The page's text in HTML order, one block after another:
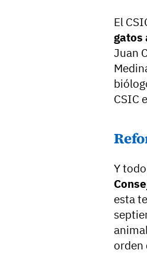
El
gatos
Juan
CSIC
Y
esta
orden